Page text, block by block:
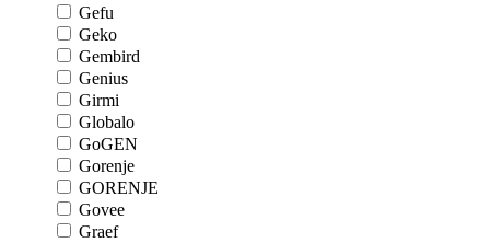
Gefu
Geko
Gembird
Genius
Girmi
Globalo
GoGEN
Gorenje
GORENJE
Govee
Graef